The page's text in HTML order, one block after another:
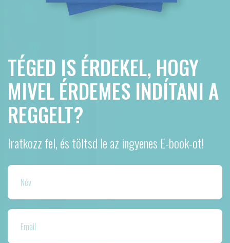
TÉGED IS ÉRDEKEL, HOGY
MIVEL ÉRDEMES INDÍTANI A
REGGELT?
Iratkozz fel, és töltsd le az ingyenes E-book-ot!